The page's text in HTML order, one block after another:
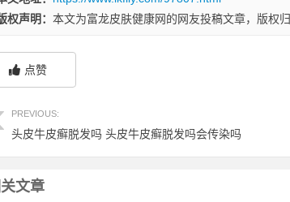
权声明： 本文为富龙皮肤健康网的网友投稿文章，版权归
点赞
PREVIOUS:
头皮牛皮癣脱发吗 头皮牛皮癣脱发吗会传染吗
文章